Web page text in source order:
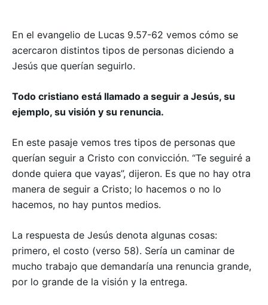
En el evangelio de Lucas 9.57-62 vemos cómo se
acercaron distintos tipos de personas diciendo a
Jesús que querían seguirlo.
Todo cristiano está llamado a seguir a Jesús, su
ejemplo, su visión y su renuncia.
En este pasaje vemos tres tipos de personas que
querían seguir a Cristo con convicción. “Te seguiré a
donde quiera que vayas”, dijeron. Es que no hay otra
manera de seguir a Cristo; lo hacemos o no lo
hacemos, no hay puntos medios.
La respuesta de Jesús denota algunas cosas:
primero, el costo (verso 58). Sería un caminar de
mucho trabajo que demandaría una renuncia grande,
por lo grande de la visión y la entrega.